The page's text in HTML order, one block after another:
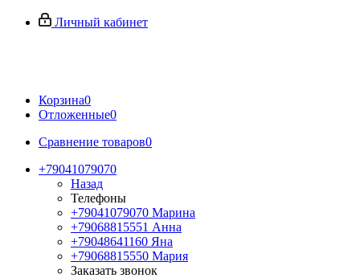
Личный кабинет
Корзина0
Отложенные0
Сравнение товаров0
+79041079070
Назад
Телефоны
+79041079070 Марина
+79068815551 Анна
+79048641160 Яна
+79068815550 Мария
Заказать звонок